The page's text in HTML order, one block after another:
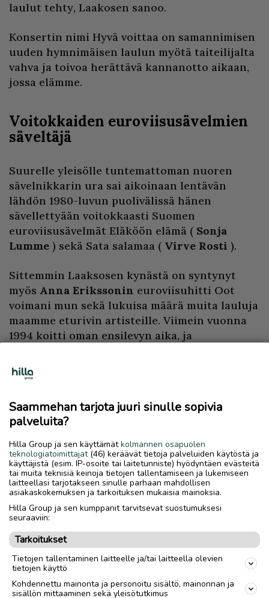
laulut tehty, Laakosen sanoo.
Konsertin nimi Hyvä voittaa on samannimisen
uuden hymnimäisen laulun myötä taiteilijalta
vahva ja toivoa herättävä kannanotto aikaan,
jossa elämme.
Voitokkaiden euroviisusävelmien
säveltäjä
Suurelle yleisölle tuntemattoman nuoren
sävelnikkarin ura sai aikoinaan lentävän
lähdön 1980-luvun puolivälissä hänen
sävellettyään voitokkaasti Suomen
euroviisusävelmät Eläköön elämä ( Sonja
Lumme ) sekä Sata salamaa ( Virve Rosti ).
Sittemmin Laaksosen kynästä on syntynyt
myös Anna Erikssonin euroviisuhitti Oot
voimani mun sekä lukuisa määrä muita lauluja
maamme eturivin artisteille. Viimein vuonna
1994 koitti oman ensilevyn aika, ja
alla hän lauloi itsensä suomalaisten sydämiin.
poikkeuksellisen laaja, sisältäen iskelmiä,
teatterimusiikkia, monia joululauluja sekä
rakastettuja hengellisen musiikin lauluja mm.
Tuomasmessuun ja Mukulamessuun,
klassikkorunoilijoidemme teksteihin
säveltämiään laulelmia unohtamatta.
– Koen olevani ennen kaikkea live-esiintyjä.
Kontakti yleisön kanssa antaa voimaa niin
kuulijoille kuin itsellenikin, Laaksonen sanoo.
Välittömänä esiintyjänä ja sielukkaana
Saammehan tarjota juuri sinulle sopivia
palveluita?
Hilla Group ja sen käyttämätkolmannen osapuolen
teknologiatoimittajat(46) keräävät tietoja palveluiden käytöstä ja
käyttäjistä (esim. IP-osoite tai laitetunniste) hyödyntäen evästeitä
tai muita teknisiä keinoja tietojen tallentamiseen ja lukemiseen
laitteellasi tarjotakseen sinulle parhaan mahdollisen
asiakaskokemuksen ja tarkoituksen mukaisia mainoksia.
Hilla Group ja sen kumppanit tarvitsevat suostumuksesi
seuraaviin:
Tarkoitukset
Tietojen tallentaminen laitteelle ja/tai laitteella olevien
tietojen käyttö
Kohdennettu mainonta ja personoitu sisältö, mainonnan ja
sisällön mittaaminen sekä yleisötutkimus